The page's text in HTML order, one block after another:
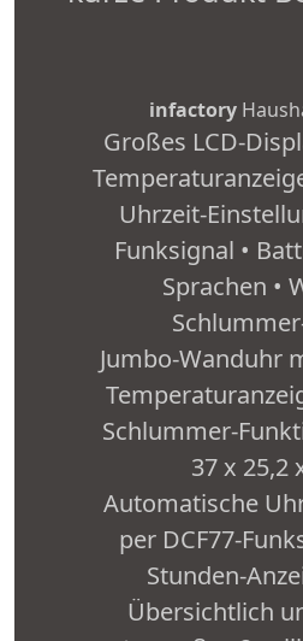
infactory
Großes LCD-
Uhrzeit-
Funksignal •
Sprachen •
Jumbo-Wanduhr
Schlummer-
37 x 25,2
Automatische
per DCF77-
Stunden-
Übersichtlich